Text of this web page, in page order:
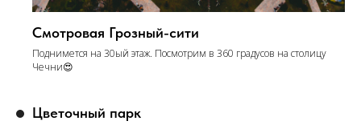
Смотровая Грозный-сити
Поднимется на 30ый этаж. Посмотрим в 360 градусов на столицу
Чечни😍
Цветочный парк